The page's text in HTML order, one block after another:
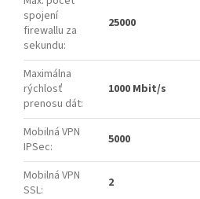
spojení
firewallu za
sekundu:
25000
Maximálna
rýchlosť
prenosu dát:
1000 Mbit/s
Mobilná VPN
IPSec: 5000
Mobilná VPN
SSL: 2